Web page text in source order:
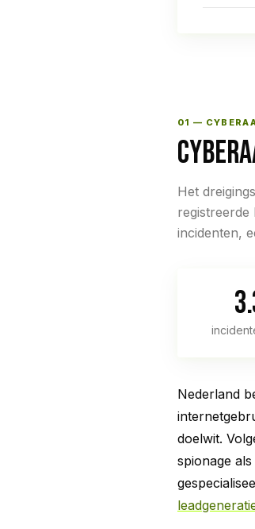
01 —
Het
registreerde
incidenten,
Nederland
doelwit.
spionage